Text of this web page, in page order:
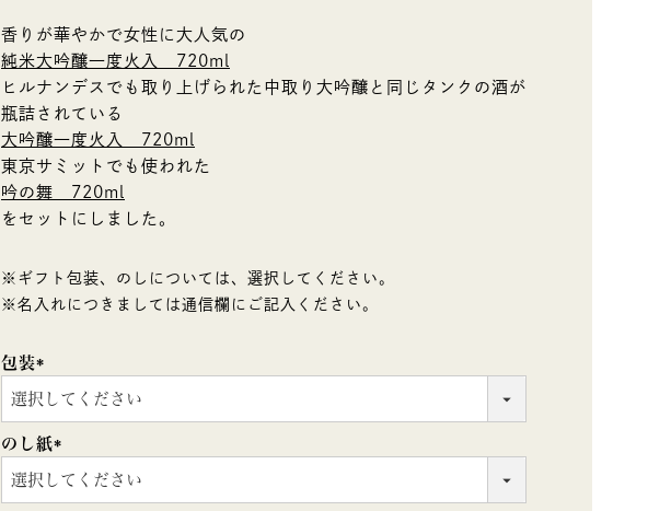
香りが華やかで女性に大人気の
純米大吟醸一度火入 720ml
ヒルナンデスでも取り上げられた中取り大吟醸と同じタンクの酒が
瓶詰されている
大吟醸一度火入 720ml
東京サミットでも使われた
吟の舞 720ml
をセットにしました。
※ギフト包装、のしについては、選択してください。
※名入れにつきましては通信欄にご記入ください。
包装
(必
須)
のし紙
(必
須)